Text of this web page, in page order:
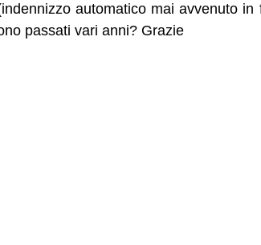
automatico mai avvenuto
passati vari anni? Grazie